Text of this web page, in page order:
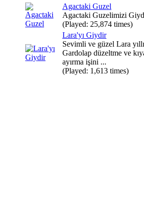
Agactaki Guzel
Agactaki Guzelimizi
(Played: 25,874 times)
Lara'yı Giydir
Sevimli ve güzel Lara
Gardolap düzeltme ve
ayırma işini ...
(Played: 1,613 times)